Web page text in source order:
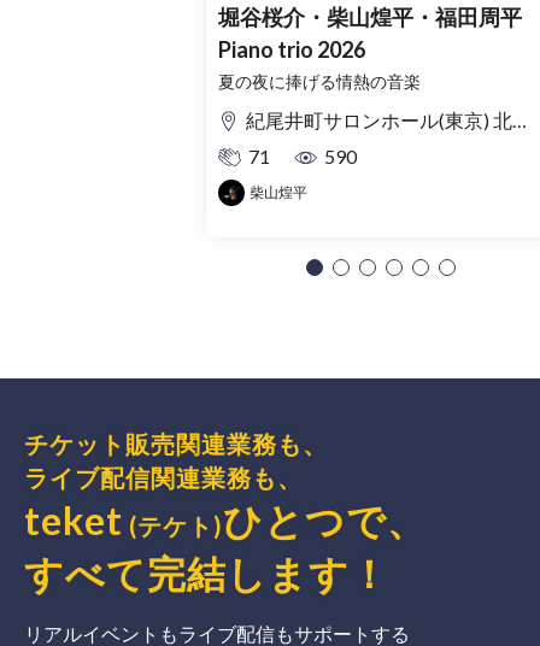
堀谷桜介・柴山煌平・福田周平
Piano trio 2026
夏の夜に捧げる情熱の音楽
紀尾井町サロンホール(東京) 北ノ庄クラシックス(福井)
71
590
柴山煌平
チケット販売関連業務も、
ライブ配信関連業務も、
teket (テケト)ひとつで、
すべて完結 します ！
リアルイベントもライブ配信もサポートする